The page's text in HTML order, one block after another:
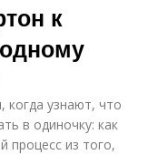
к
узнают, что
в одиночку: как
процесс из того,